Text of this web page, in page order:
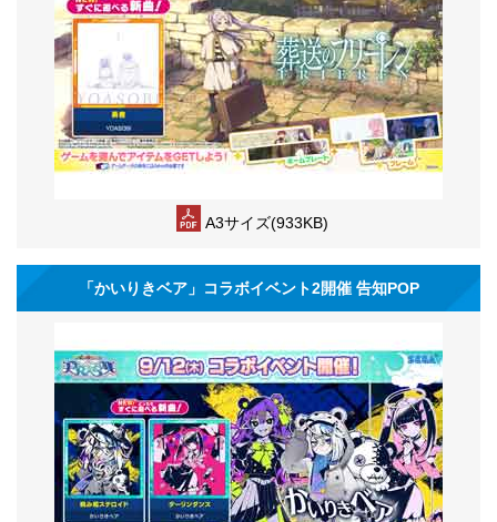
A3サイズ(933KB)
「かいりきベア」コラボイベント2開催 告知POP